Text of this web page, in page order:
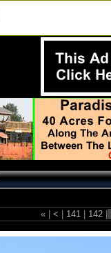
« < 141 142